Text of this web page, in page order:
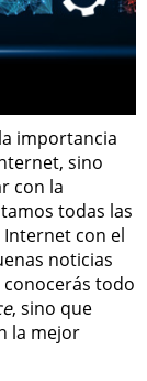
importancia
sino
con la
todas las
con el
noticias
conocerás todo
, sino que
la mejor